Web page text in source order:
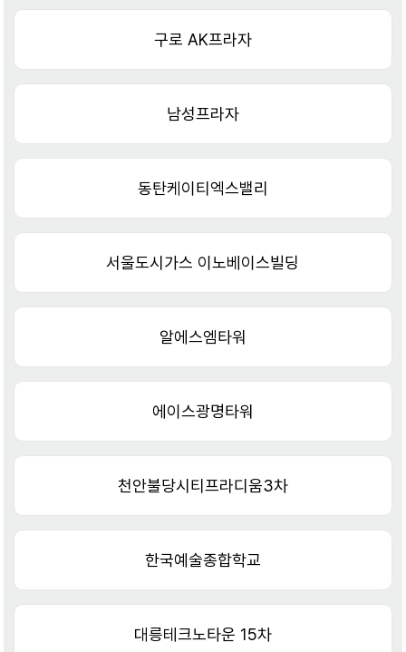
구로 AK프라자
남성프라자
동탄케이티엑스밸리
서울도시가스 이노베이스빌딩
알에스엠타워
에이스광명타워
천안불당시티프라디움3차
한국예술종합학교
대릉테크노타운 15차